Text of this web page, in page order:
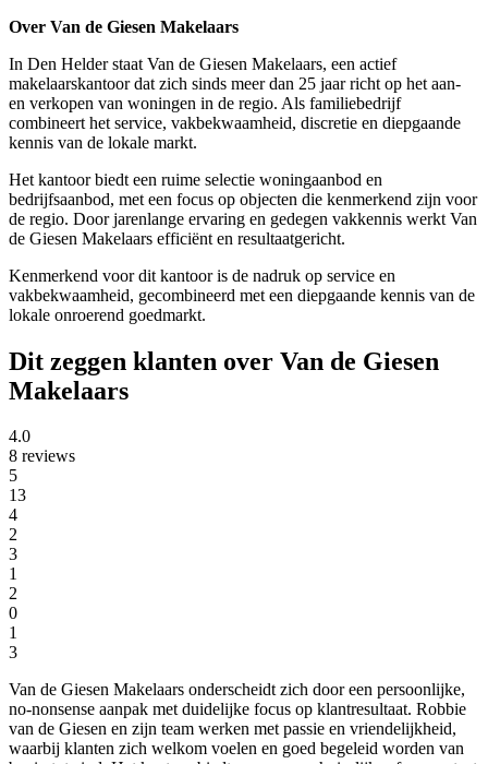
Over Van de Giesen Makelaars
In Den Helder staat Van de Giesen Makelaars, een actief
makelaarskantoor dat zich sinds meer dan 25 jaar richt op het aan-
en verkopen van woningen in de regio. Als familiebedrijf
combineert het service, vakbekwaamheid, discretie en diepgaande
kennis van de lokale markt.
Het kantoor biedt een ruime selectie woningaanbod en
bedrijfsaanbod, met een focus op objecten die kenmerkend zijn voor
de regio. Door jarenlange ervaring en gedegen vakkennis werkt Van
de Giesen Makelaars efficiënt en resultaatgericht.
Kenmerkend voor dit kantoor is de nadruk op service en
vakbekwaamheid, gecombineerd met een diepgaande kennis van de
lokale onroerend goedmarkt.
Dit zeggen klanten over Van de Giesen
Makelaars
4.0
8 reviews
5
13
4
2
3
1
2
0
1
3
Van de Giesen Makelaars onderscheidt zich door een persoonlijke,
no-nonsense aanpak met duidelijke focus op klantresultaat. Robbie
van de Giesen en zijn team werken met passie en vriendelijkheid,
waarbij klanten zich welkom voelen en goed begeleid worden van